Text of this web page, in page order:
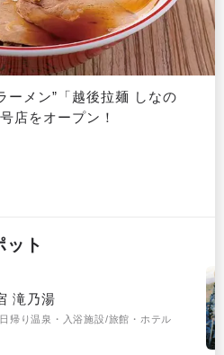
ーメン”「越後拉麺 しなの
店をオープン！
ット
滝乃湯
帰り温泉・入浴施設/旅館・ホテル